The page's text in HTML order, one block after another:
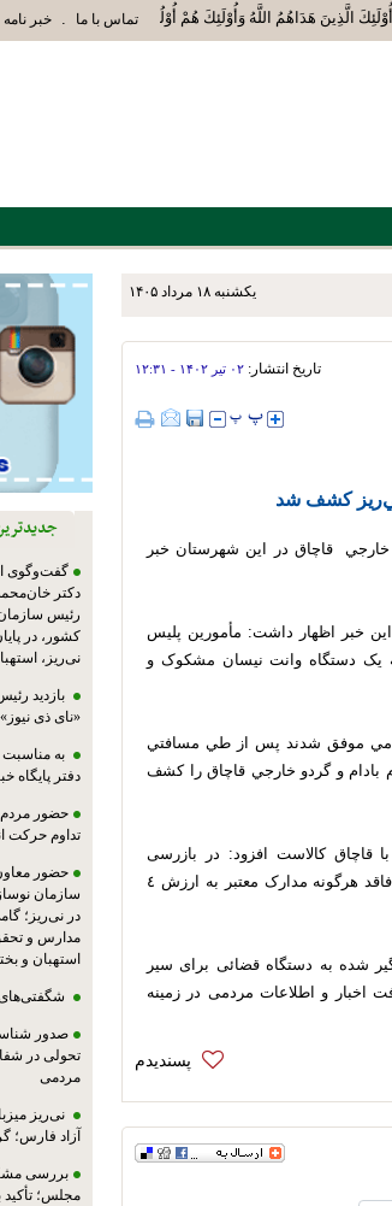
الَّذِينَ هَدَاهُمُ اللَّهُ وَأُوْلَئِكَ هُمْ أُوْلُوا الْأَلْبَابِ» عاقلان
تماس با ما . خبر نامه
يکشنبه ۱۸ مرداد ۱۴۰۵
تاریخ انتشار: ۰۲ تير ۱۴۰۲ - ۱۲:۳۱
ريال گردو و بادام خارجي قاچاق در اين شهرستان خبر
خبر اظهار داشت: مأمورين پليس
يک دستگاه وانت نيسان مشکوک و
موفق شدند پس از طي مسافتي
را توقيف و در بازرسي از آن يك هزار و ٨٠٠ كيلوگرم بادام و گردو خارجي قاچاق را كشف
قاچاق کالاست افزود: در بازرسی
ازخودروتوقیف شده يك هزار و ٨٠٠ كيلوگرم بادام و گردو خارجي قاچاق فاقد هرگونه مدارک معتبر به ارزش ٤
شده به دستگاه قضائی برای سیر
تلفن ١١٠ همواره آماده دریافت اخبار و اطلاعات مردمی در زمینه
گفت‌وگوی
دکتر
رئیس
کشور، در
نی‌ریز،
بازدید
«نای ذی
به مناسبت
دفتر پایگاه
حضور مردم
تداوم حرکت
حضور
سازمان
در نی‌ریز؛
مدارس و
استهبان و
صدور
تحولی در
مردمی
نی‌ریز
آزاد فارس؛
بررسی
مجلس؛ تأکید